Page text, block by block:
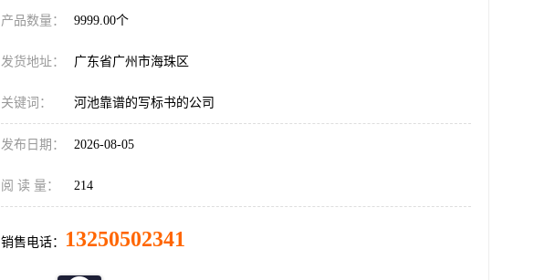
产品数量： 9999.00个
发货地址： 广东省广州市海珠区
关键词： 河池靠谱的写标书的公司
发布日期： 2026-08-05
阅 读 量： 214
销售电话： 13250502341